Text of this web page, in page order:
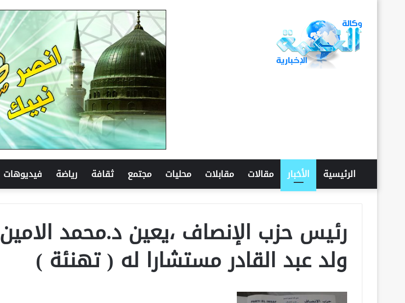
الرئيسية الأخبار مقالات مقابلات محليات مجتمع ثقافة رياضة فيديوهات
رئيس حزب الإنصاف ،يعين د.محمد الامين
ولد عبد القادر مستشارا له ( تهنئة )